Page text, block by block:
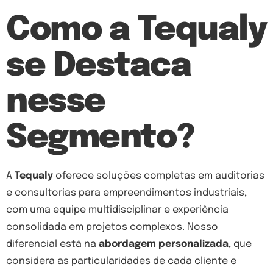
Como a Tequaly
se Destaca
nesse
Segmento?
A Tequaly oferece soluções completas em auditorias
e consultorias para empreendimentos industriais,
com uma equipe multidisciplinar e experiência
consolidada em projetos complexos. Nosso
diferencial está na abordagem personalizada, que
considera as particularidades de cada cliente e